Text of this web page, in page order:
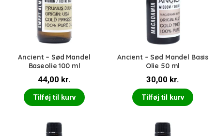
Ancient – Sød Mandel
Baseolie 100 ml
44,00 kr.
Tilføj til kurv
Ancient – Sød Mandel Basis
Olie 50 ml
30,00 kr.
Tilføj til kurv